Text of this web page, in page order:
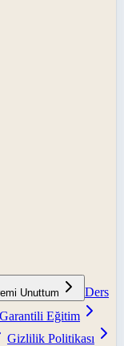
Unuttum
Ders
Garantili Eğitim
Gizlilik Politikası